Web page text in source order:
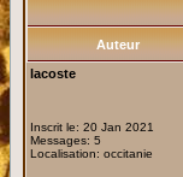
Auteur
lacoste
Inscrit le: 20 Jan 2021
Messages: 5
Localisation: occitanie